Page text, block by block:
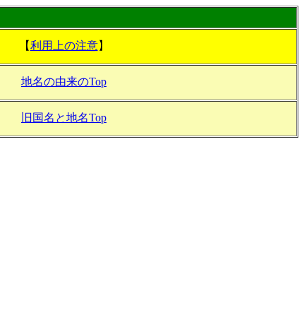
【利用上の注意】
地名の由来のTop
旧国名と地名Top